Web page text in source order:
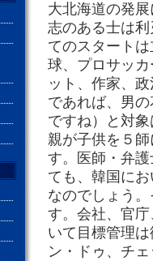
大北海道の発
志のある士は
てのスタート
球、プロサッ
ット、作家、
であれば、男
ですね）と対
親が子供を５
す。医師・弁
ても、韓国に
なのでしょう
す。会社、官
いて目標管理
ン・ドゥ、チ